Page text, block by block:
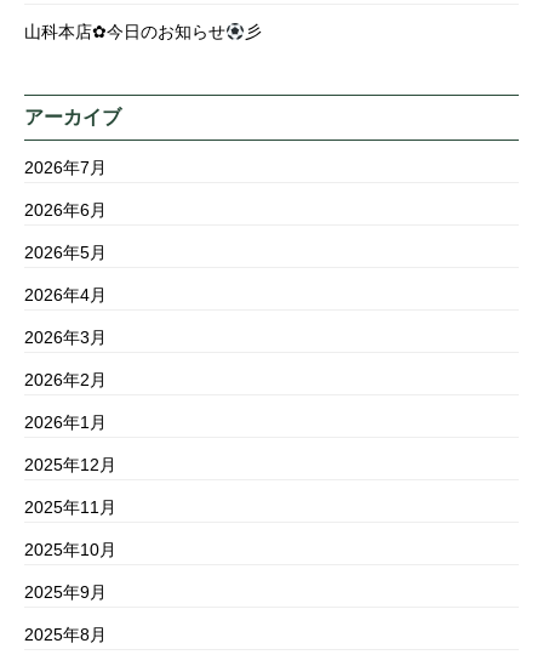
山科本店✿今日のお知らせ 彡
アーカイブ
2026年7月
2026年6月
2026年5月
2026年4月
2026年3月
2026年2月
2026年1月
2025年12月
2025年11月
2025年10月
2025年9月
2025年8月